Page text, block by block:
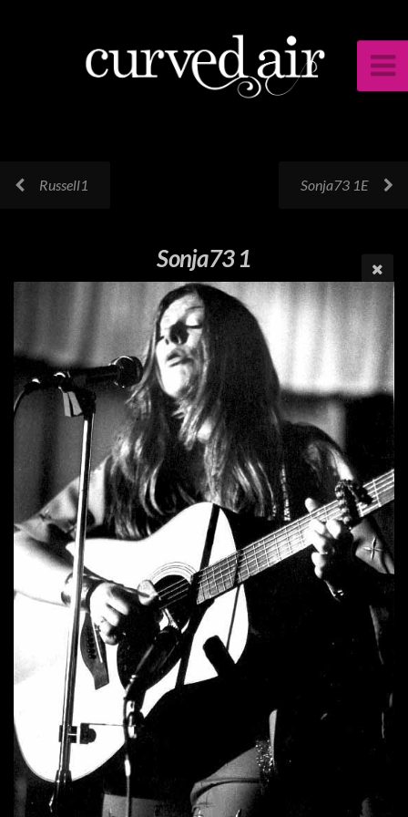
Russell1 Sonja73 1E
Sonja73 1